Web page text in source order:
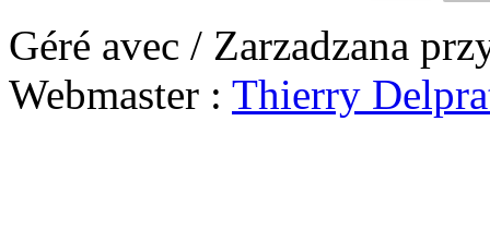
Géré avec / Zarzadzana
Webmaster : Thierry